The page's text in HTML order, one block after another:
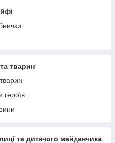
тварин
героїв
та дитячого майданчика